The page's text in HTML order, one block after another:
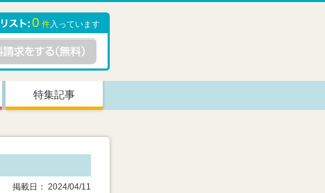
0 件入っています
特集記事
掲載日： 2024/04/11